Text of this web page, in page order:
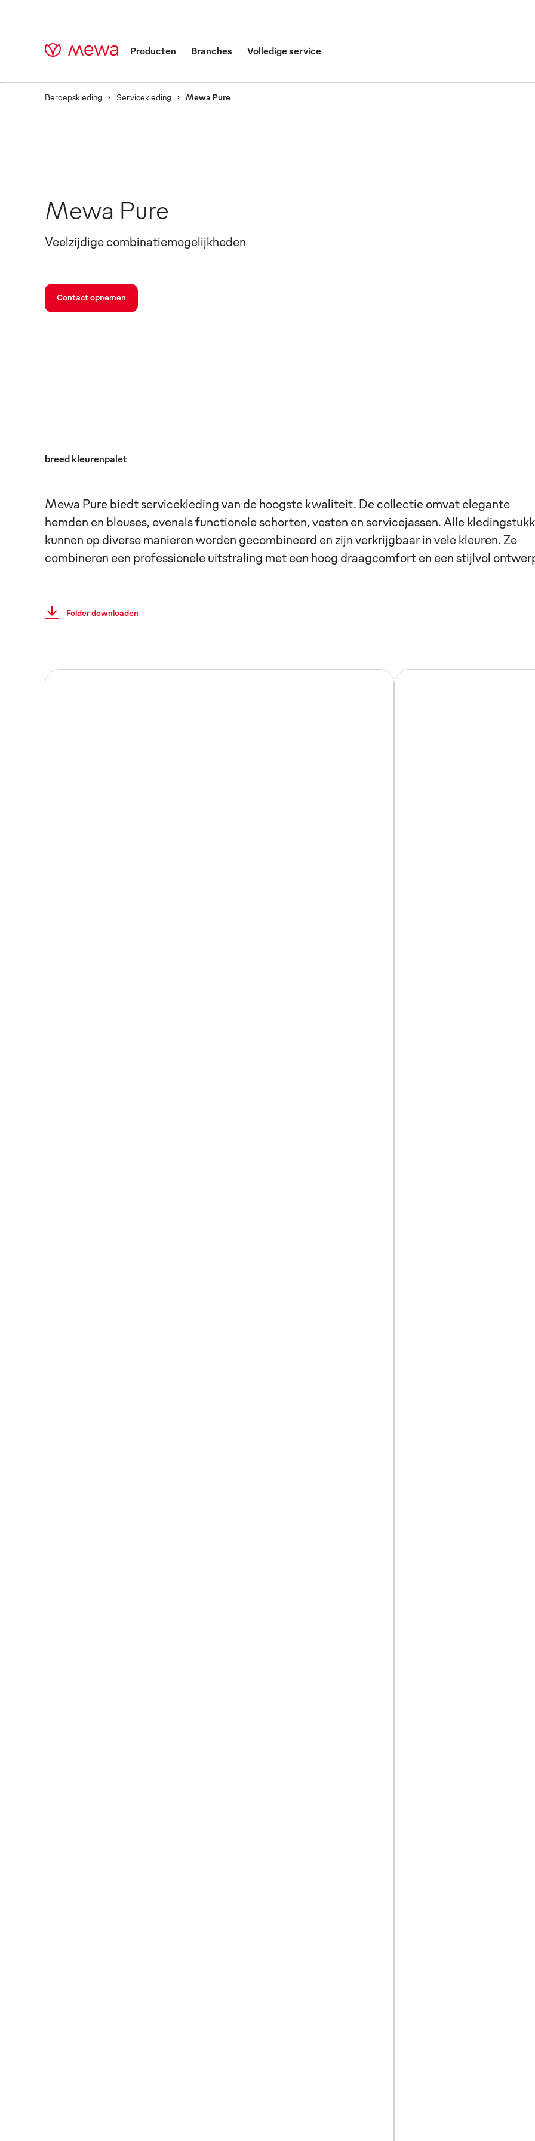
Producten Branches Volledige service
Beroepskleding Servicekleding Mewa Pure
Mewa Pure
Veelzijdige combinatiemogelijkheden
Contact opnemen
breed kleurenpalet
Mewa Pure biedt servicekleding van de hoogste kwaliteit. De collectie omvat elegante
hemden en blouses, evenals functionele schorten, vesten en servicejassen. Alle
kunnen op diverse manieren worden gecombineerd en zijn verkrijgbaar in vele kleuren. Ze
combineren een professionele uitstraling met een hoog draagcomfort en een stijlvol
Folder downloaden